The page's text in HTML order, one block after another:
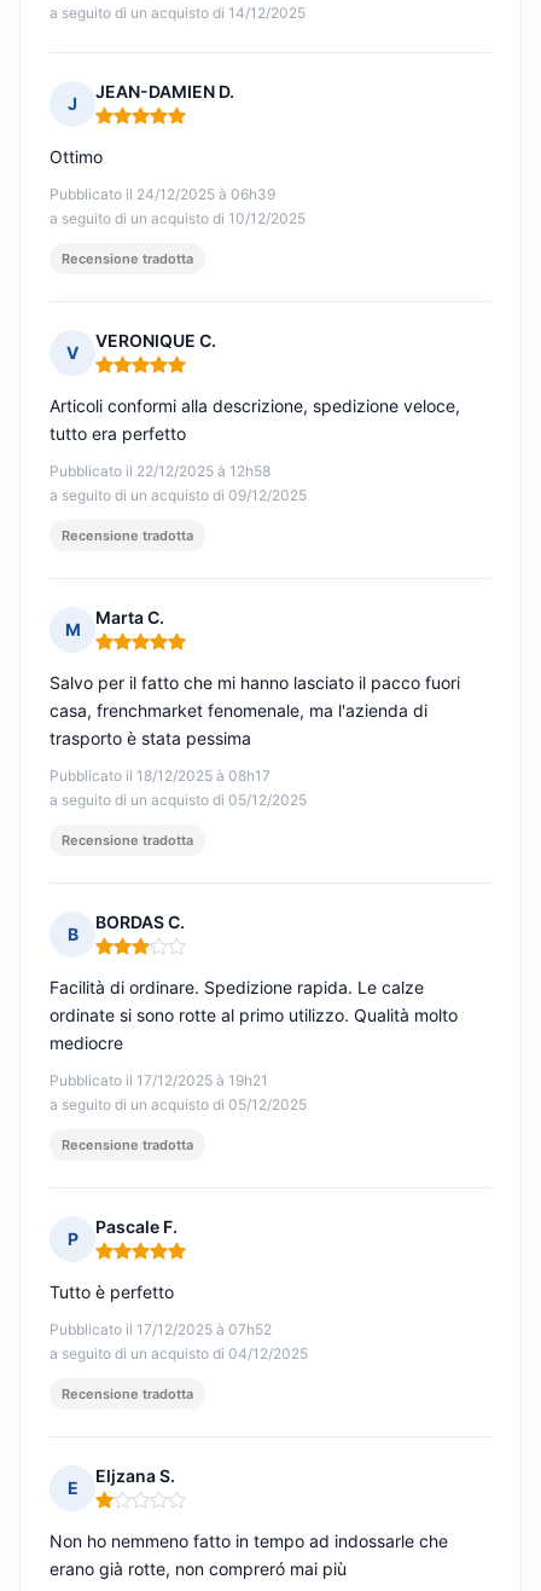
a seguito di un acquisto di 14/12/2025
J
JEAN-DAMIEN D.
Nota: 5 su 5
Pubblicato il 24/12/2025 à 06h39
a seguito di un acquisto di 10/12/2025
Ottimo
Recensione tradotta
V
VERONIQUE C.
Nota: 5 su 5
Pubblicato il 22/12/2025 à 12h58
a seguito di un acquisto di 09/12/2025
Articoli conformi alla descrizione, spedizione veloce,
tutto era perfetto
Recensione tradotta
M
Marta C.
Nota: 5 su 5
Pubblicato il 18/12/2025 à 08h17
a seguito di un acquisto di 05/12/2025
Salvo per il fatto che mi hanno lasciato il pacco fuori
casa, frenchmarket fenomenale, ma l'azienda di
trasporto è stata pessima
Recensione tradotta
B
BORDAS C.
Nota: 3 su 5
Pubblicato il 17/12/2025 à 19h21
a seguito di un acquisto di 05/12/2025
Facilità di ordinare. Spedizione rapida. Le calze
ordinate si sono rotte al primo utilizzo. Qualità molto
mediocre
Recensione tradotta
P
Pascale F.
Nota: 5 su 5
Pubblicato il 17/12/2025 à 07h52
a seguito di un acquisto di 04/12/2025
Tutto è perfetto
Recensione tradotta
E
Eljzana S.
Nota: 1 su 5
Non ho nemmeno fatto in tempo ad indossarle che
erano già rotte, non compreró mai più